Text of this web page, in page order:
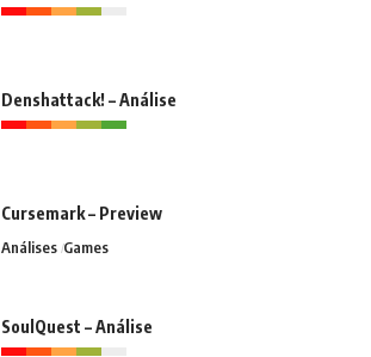
Denshattack! – Análise
Cursemark – Preview
Análises Games
SoulQuest – Análise